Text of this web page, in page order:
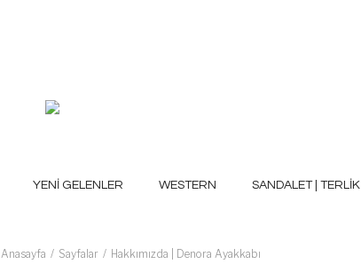
YENİ GELENLER WESTERN SANDALET | TERLİK
Anasayfa Sayfalar Hakkımızda | Denora Ayakkabı